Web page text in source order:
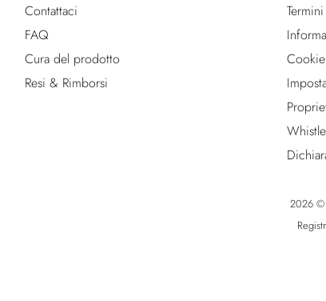
Contattaci
FAQ
Cura del prodotto
Resi & Rimborsi
2026 ©